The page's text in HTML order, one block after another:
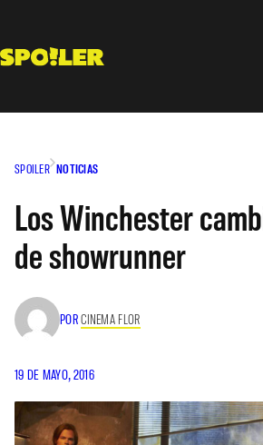
contenido
SPOILER NOTICIAS
Los Winchester
de showrunner
PORCINEMA FLOR
19 DE MAYO, 2016